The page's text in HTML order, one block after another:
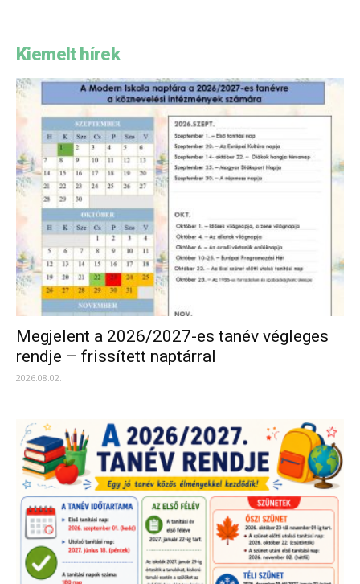
Kiemelt hírek
Megjelent a 2026/2027-es tanév végleges
rendje – frissített naptárral
2026.08.02.